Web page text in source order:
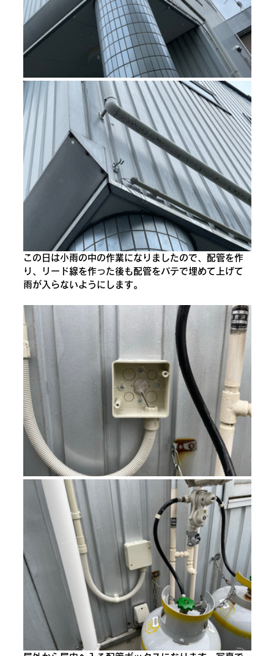
この日は小雨の中の作業になりましたので、配管を作
り、リード線を作った後も配管をパテで埋めて上げて
雨が入らないようにします。